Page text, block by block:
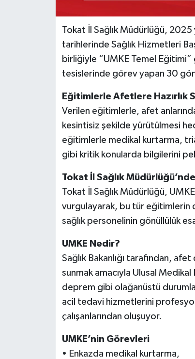
Tokat İl Sağlık Müdürlüğü, 2025
tarihlerinde Sağlık Hizmetleri
birliğiyle “UMKE Temel
tesislerinde görev yapan 30
Eğitimlerle Afetlere Hazırlık
Verilen eğitimlerle, afet
kesintisiz şekilde yürütülmesi
eğitimlerle medikal kurtarma,
gibi kritik konularda bilgilerini
Tokat İl Sağlık
Tokat İl Sağlık Müdürlüğü,
vurgulayarak, bu tür eğitimlerin
sağlık personelinin gönüllülük
UMKE Nedir?
Sağlık Bakanlığı tarafından,
sunmak amacıyla Ulusal
deprem gibi olağanüstü
acil tedavi hizmetlerini
çalışanlarından oluşuyor.
UMKE’nin Görevleri
• Enkazda medikal kurtarma,